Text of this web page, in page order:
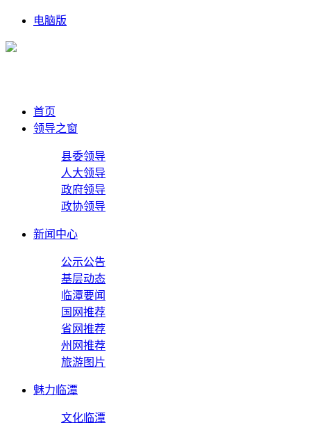
电脑版
首页
领导之窗
县委领导
人大领导
政府领导
政协领导
新闻中心
公示公告
基层动态
临潭要闻
国网推荐
省网推荐
州网推荐
旅游图片
魅力临潭
文化临潭